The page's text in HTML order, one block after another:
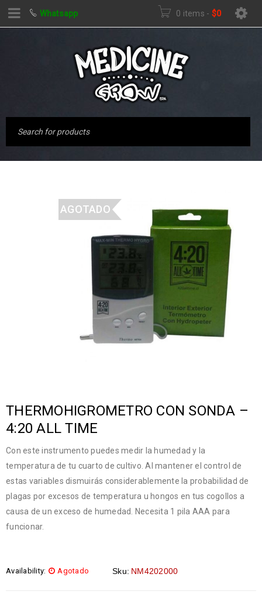
Whatsapp 0 items - $0
AGOTADO
THERMOHIGROMETRO CON SONDA –
4:20 ALL TIME
Con este instrumento puedes medir la humedad y la
temperatura de tu cuarto de cultivo. Al mantener el control de
estas variables dismuirás considerablemente la probabilidad de
plagas por excesos de temperatura u hongos en tus cogollos a
causa de un exceso de humedad. Necesita 1 pila AAA para
funcionar.
Availability: Agotado Sku: NM4202000